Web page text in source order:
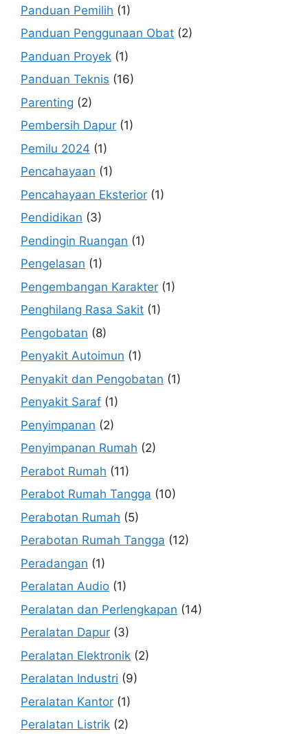
Panduan Pemilih (1)
Panduan Penggunaan Obat (2)
Panduan Proyek (1)
Panduan Teknis (16)
Parenting (2)
Pembersih Dapur (1)
Pemilu 2024 (1)
Pencahayaan (1)
Pencahayaan Eksterior (1)
Pendidikan (3)
Pendingin Ruangan (1)
Pengelasan (1)
Pengembangan Karakter (1)
Penghilang Rasa Sakit (1)
Pengobatan (8)
Penyakit Autoimun (1)
Penyakit dan Pengobatan (1)
Penyakit Saraf (1)
Penyimpanan (2)
Penyimpanan Rumah (2)
Perabot Rumah (11)
Perabot Rumah Tangga (10)
Perabotan Rumah (5)
Perabotan Rumah Tangga (12)
Peradangan (1)
Peralatan Audio (1)
Peralatan dan Perlengkapan (14)
Peralatan Dapur (3)
Peralatan Elektronik (2)
Peralatan Industri (9)
Peralatan Kantor (1)
Peralatan Listrik (2)